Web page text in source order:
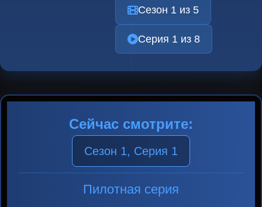
Сезон 1 из 5
Серия 1 из 8
Сейчас смотрите:
Сезон 1, Серия 1
Пилотная серия